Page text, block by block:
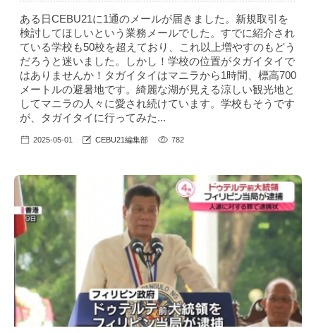
ある日CEBU21に1通のメールが届きました。新規取引を
検討してほしいという業務メールでした。すでに紹介され
ている学校も50校を超えており、これ以上増やすのもどう
だろうと迷いました。しかし！学校の位置がタガイタイで
はありませんか！タガイタイはマニラから1時間、標高700
メートルの避暑地です。綺麗な湖が見える涼しい観光地と
してマニラの人々に愛され続けています。学校もそうです
が、タガイタイに行ってみた...
2025-05-01 CEBU21編集部 782